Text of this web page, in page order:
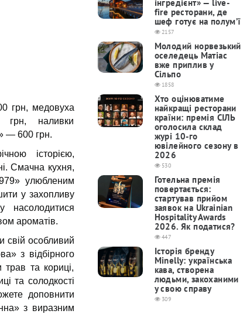
грн, медовуха
наливки
— 600 грн.
історією,
Смачна кухня,
улюбленим
у захопливу
насолодитися
ароматів.
свій особливий
з відбірного
трав та кориці,
та солодкості
доповнити
з виразним
інгредієнт» — live-
fire ресторани, де
шеф готує на полум’ї
2157
Молодий норвезький
оселедець Матіас
вже приплив у
Сільпо
1858
Хто оцінюватиме
найкращі ресторани
країни: премія СІЛЬ
оголосила склад
журі 10-го
ювілейного сезону в
2026
530
Готельна премія
повертається:
cтартував прийом
заявок на Ukrainian
Hospitality Awards
2026. Як податися?
447
Історія бренду
Minelly: українська
кава, створена
людьми, закоханими
у свою справу
309